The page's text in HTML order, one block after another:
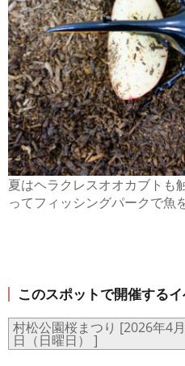
夏はヘラクレスオオカブトも
ってフィッシングパークで魚
このスポットで開催する
村松公園桜まつり [2026年4
日（日曜日） ]